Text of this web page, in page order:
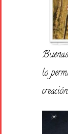
lo
creación